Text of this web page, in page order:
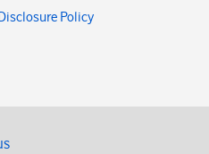
Policy